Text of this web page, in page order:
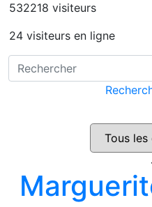
532218 visiteurs
24 visiteurs en ligne